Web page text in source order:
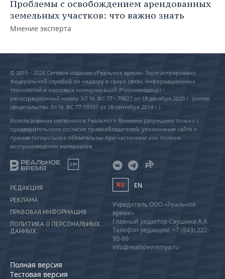
Проблемы с освобождением арендованных
земельных участков: что важно знать
Мнение эксперта
© 2015 - 2026 Сетевое издание «Реальное время» Зарегистрировано
Федеральной службой по надзору в сфере связи, информационных
технологий и массовых коммуникаций (Роскомнадзор) –
регистрационный номер ЭЛ № ФС 77 - 79627 от 18 декабря 2020 г. (ранее
свидетельство Эл № ФС 77-59331 от 18 сентября 2014 г.)
Использование материалов Реального Времени разрешено только с
предварительного согласия правообладателей, упоминание сайта и
прямая гиперссылка обязательны при частичном или полном
воспроизведении материалов.
18+
РЕДАКЦИЯ
РЕКЛАМА
ПРАВОВАЯ ИНФОРМАЦИЯ
ПОЛИТИКА О ПЕРСОНАЛЬНЫХ
ДАННЫХ
Полная версия
Тестовая версия
RU EN
Учредитель ООО «Реальное
время»
Главный редактор Саушина А.А.
Телефон редакции: +7 (843) 222-
90-80
info@realnoevremya.ru